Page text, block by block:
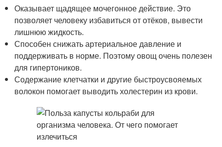
Оказывает щадящее мочегонное действие. Это
позволяет человеку избавиться от отёков, вывести
лишнюю жидкость.
Способен снижать артериальное давление и
поддерживать в норме. Поэтому овощ очень полезен
для гипертоников.
Содержание клетчатки и другие быстроусвояемых
волокон помогает выводить холестерин из крови.